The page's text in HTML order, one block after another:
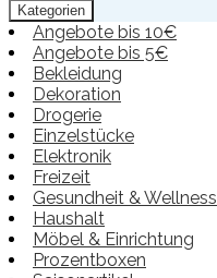
Kategorien
Angebote bis 10€
Angebote bis 5€
Bekleidung
Dekoration
Drogerie
Einzelstücke
Elektronik
Freizeit
Gesundheit & Wellness
Haushalt
Möbel & Einrichtung
Prozentboxen